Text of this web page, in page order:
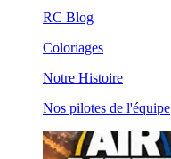
RC Blog
Coloriages
Notre Histoire
Nos pilotes de l'équipe